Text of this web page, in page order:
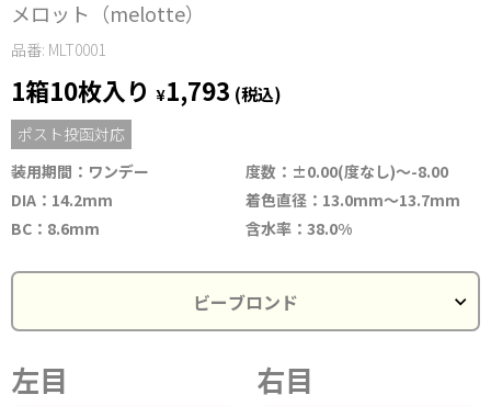
メロット（melotte）
品番: MLT0001
1箱10枚入り ¥1,793 (税込)
ポスト投函対応
装用期間：ワンデー
度数：±0.00(度なし)～-8.00
DIA：14.2mm
着色直径：13.0mm～13.7mm
BC：8.6mm
含水率：38.0%
左目 右目